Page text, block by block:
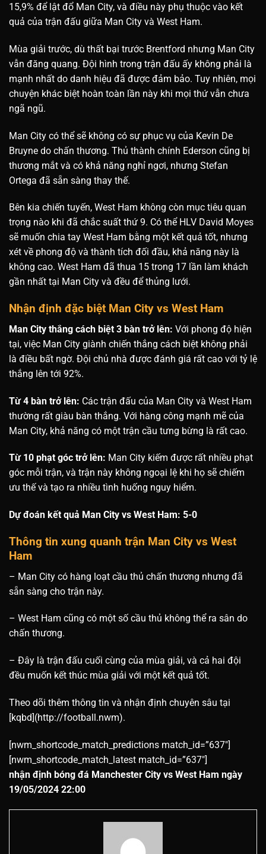
15,9% để lật đổ Man City, và điều này phụ thuộc vào kết
quả của trận đấu giữa Man City và West Ham.
Mùa giải trước, dù thất bại trước Brentford nhưng Man City
vẫn đăng quang. Đội hình trong trận đấu ấy không phải là
mạnh nhất do danh hiệu đã được đảm bảo. Tuy nhiên, mọi
chuyện khác biệt hoàn toàn lần này khi mọi thứ vẫn chưa
ngã ngũ.
Man City có thể sẽ không có sự phục vụ của Kevin De
Bruyne do chấn thương. Thủ thành chính Ederson cũng bị
thương mắt và có khả năng nghỉ ngơi, nhưng Stefan
Ortega đã sẵn sàng thay thế.
Bên kia chiến tuyến, West Ham không còn mục tiêu quan
trọng nào khi đã chắc suất thứ 9. Có thể HLV David Moyes
sẽ muốn chia tay West Ham bằng một kết quả tốt, nhưng
xét về phong độ và thành tích đối đầu, khả năng này là
không cao. West Ham đã thua 15 trong 17 lần làm khách
gần nhất tại Man City và đều để thủng lưới.
Nhận định đặc biệt Man City vs West Ham
Man City thắng cách biệt 3 bàn trở lên: Với phong độ hiện
tại, việc Man City giành chiến thắng cách biệt không phải
là điều bất ngờ. Đội chủ nhà được đánh giá rất cao với tỷ lệ
thắng lên tới 92%.
Từ 4 bàn trở lên: Các trận đấu của Man City và West Ham
thường rất giàu bàn thắng. Với hàng công mạnh mẽ của
Man City, khả năng có một trận cầu tưng bừng là rất cao.
Từ 10 phạt góc trở lên: Man City kiếm được rất nhiều phạt
góc mỗi trận, và trận này không ngoại lệ khi họ sẽ chiếm
ưu thế và tạo ra nhiều tình huống nguy hiểm.
Dự đoán kết quả Man City vs West Ham: 5-0
Thông tin xung quanh trận Man City vs West
Ham
– Man City có hàng loạt cầu thủ chấn thương nhưng đã
sẵn sàng cho trận này.
– West Ham cũng có một số cầu thủ không thể ra sân do
chấn thương.
– Đây là trận đấu cuối cùng của mùa giải, và cả hai đội
đều muốn kết thúc mùa giải với một kết quả tốt.
Theo dõi thêm thông tin và nhận định chuyên sâu tại
[kqbd](http://football.nwm).
[nwm_shortcode_match_predictions match_id=”637″]
[nwm_shortcode_match_latest match_id=”637″]
nhận định bóng đá Manchester City vs West Ham ngày
19/05/2024 22:00